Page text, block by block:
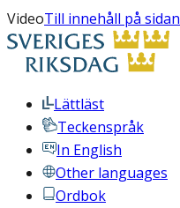
VideoTill innehåll på sidan
Lättläst
Teckenspråk
In English
Other languages
Ordbok